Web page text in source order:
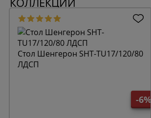
-6%
Стол Шенгерон SHT-TU17/120/80
ЛДСП